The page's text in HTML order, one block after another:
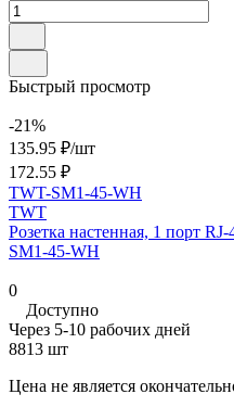
Быстрый просмотр
-21%
135.95 ₽/шт
172.55 ₽
TWT-SM1-45-WH
TWT
Розетка настенная, 1 порт
SM1-45-WH
0
Доступно
Через 5-10 рабочих дней
8813 шт
Цена не является